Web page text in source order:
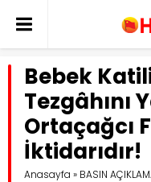
Bebek
Tezgâhını
Ortaçağcı
İktidarıdır!
Anasayfa » BASIN